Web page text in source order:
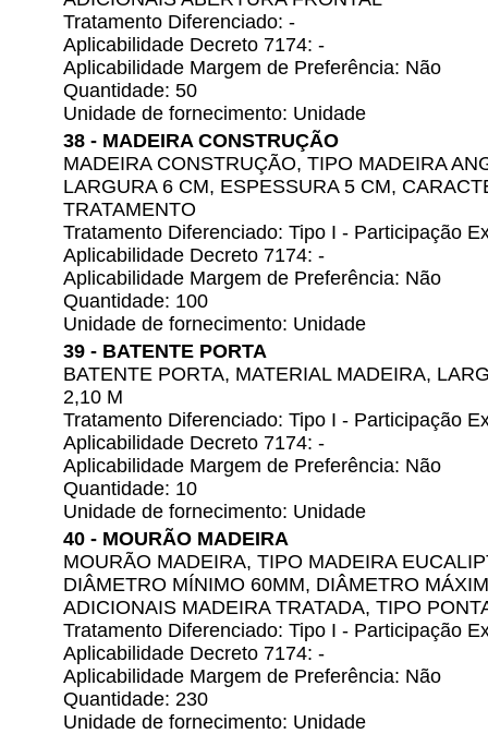
Tratamento Diferenciado: -
Aplicabilidade Decreto 7174: -
Aplicabilidade Margem de Preferência: Não
Quantidade: 50
Unidade de fornecimento: Unidade
38 - MADEIRA CONSTRUÇÃO
MADEIRA CONSTRUÇÃO, TIPO MADEIRA
LARGURA 6 CM, ESPESSURA 5 CM,
TRATAMENTO
Tratamento Diferenciado: Tipo I - Participação
Aplicabilidade Decreto 7174: -
Aplicabilidade Margem de Preferência: Não
Quantidade: 100
Unidade de fornecimento: Unidade
39 - BATENTE PORTA
BATENTE PORTA, MATERIAL MADEIRA,
2,10 M
Tratamento Diferenciado: Tipo I - Participação
Aplicabilidade Decreto 7174: -
Aplicabilidade Margem de Preferência: Não
Quantidade: 10
Unidade de fornecimento: Unidade
40 - MOURÃO MADEIRA
MOURÃO MADEIRA, TIPO MADEIRA
DIÂMETRO MÍNIMO 60MM, DIÂMETRO
ADICIONAIS MADEIRA TRATADA, TIPO
Tratamento Diferenciado: Tipo I - Participação
Aplicabilidade Decreto 7174: -
Aplicabilidade Margem de Preferência: Não
Quantidade: 230
Unidade de fornecimento: Unidade